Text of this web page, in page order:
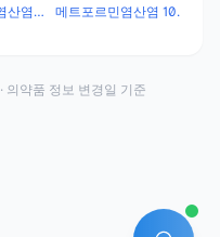
테네리글립틴염산염수화물 13mg · 메트포르민염산염 750mg 메트포르민염산염 1000mg · 테네리글립틴염산염수화물 25.96mg
· 의약품 정보 변경일 기준